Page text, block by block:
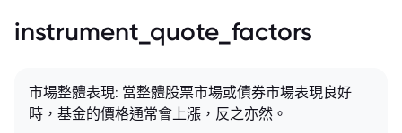
instrument_quote_factors
市場整體表現: 當整體股票市場或債券市場表現良好
時，基金的價格通常會上漲，反之亦然。